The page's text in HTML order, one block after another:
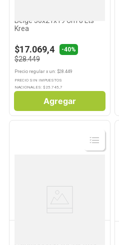
Beige 30x21x19 Cm 8 Lts
Krea
$17.069,4 -40%
$28.449
Precio regular x un: $28.449
PRECIO SIN IMPUESTOS
NACIONALES: $ 25.745,7
Agregar
Ver
Producto